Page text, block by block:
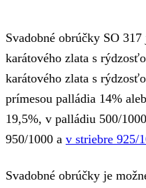
Svadobné obrúčky SO
karátového zlata s
karátového zlata s
prímesou palládia 14%
19,5%, v palládiu 500/
950/1000 a v striebre 925/
Svadobné obrúčky je